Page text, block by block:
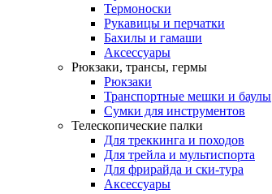
Термоноски
Рукавицы и перчатки
Бахилы и гамаши
Аксессуары
Рюкзаки, трансы, гермы
Рюкзаки
Транспортные мешки и баулы
Сумки для инструментов
Телескопические палки
Для треккинга и походов
Для трейла и мультиспорта
Для фрирайда и ски-тура
Аксессуары